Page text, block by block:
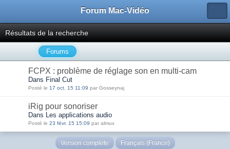
Forum Mac-Vidéo
Résultats de la recherche
Forums
FCPX : problème de réglage son en multi-cam
Dans Final Cut
Posté le 17 oct. 15 11:09 par Gosseynaj
iRig pour sonoriser
Dans Les applications audio
Posté le 23 févr. 15 15:09 par almux
Version complète Français (France)